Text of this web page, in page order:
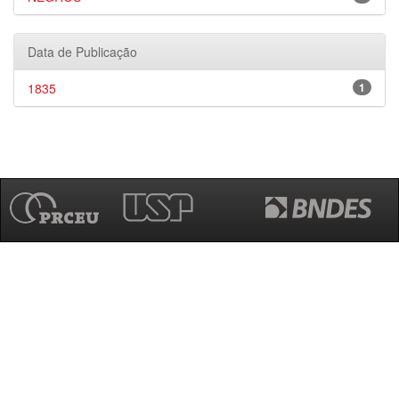
Data de Publicação
1
1835